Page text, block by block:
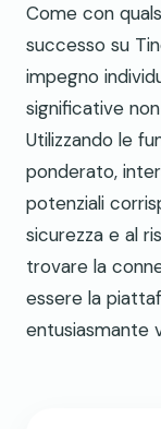
Come con
successo su
impegno
significative
Utilizzando le
ponderato,
potenziali
sicurezza e al
trovare la
essere la
entusiasmante